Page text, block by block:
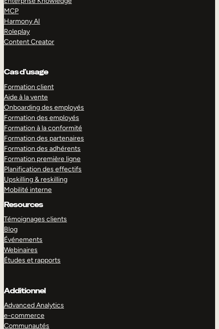
MCP
Harmony AI
Roleplay
Content Creator
Cas d’usage
Formation client
Aide à la vente
Onboarding des employés
Formation des employés
Formation à la conformité
Formation des partenaires
Formation des adhérents
Formation première ligne
Planification des effectifs
Upskilling & reskilling
Mobilité interne
Resources
Témoignages clients
Blog
Événements
Webinaires
Études et rapports
Additionnel
Advanced Analytics
e-commerce
Communautés